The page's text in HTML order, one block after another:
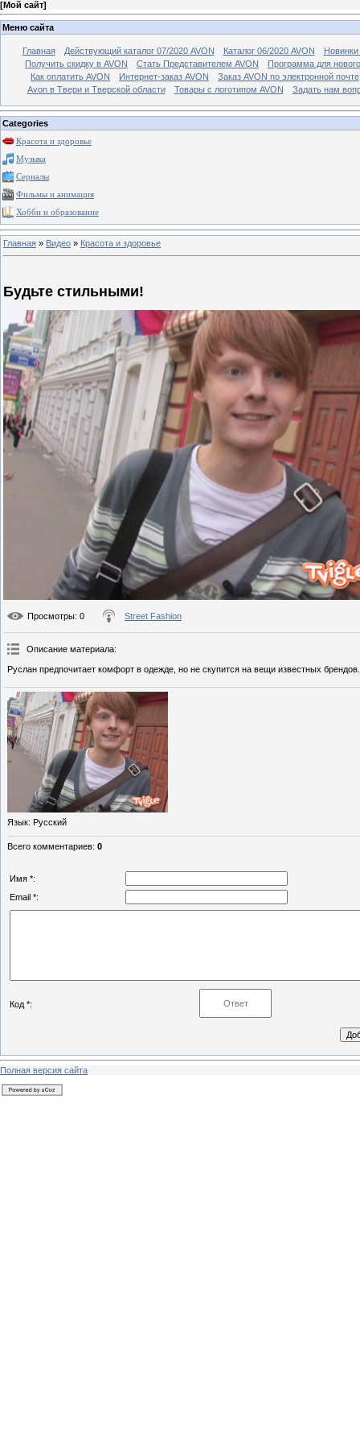
[Мой сайт]
Меню сайта
Главная Действующий каталог 07/2020 AVON Каталог 06/2020 AVON
Новинки
Получить скидку в AVON
Стать Представителем AVON
Программа для
Как оплатить AVON
Интернет-заказ AVON
Заказ AVON по электронной почте
Avon в Твери и Тверской области
Товары с логотипом AVON Задать нам
Categories
Красота и здоровье
Музыка
Сериалы
Фильмы и анимация
Хобби и образование
Главная » Видео » Красота и здоровье
Будьте стильными!
Просмотры: 0 Street Fashion
Описание материала:
Руслан предпочитает комфорт в одежде, но не скупится на вещи известных брендов.
Язык: Русский
Всего комментариев: 0
Имя *:
Email *:
Код *:
Полная версия сайта